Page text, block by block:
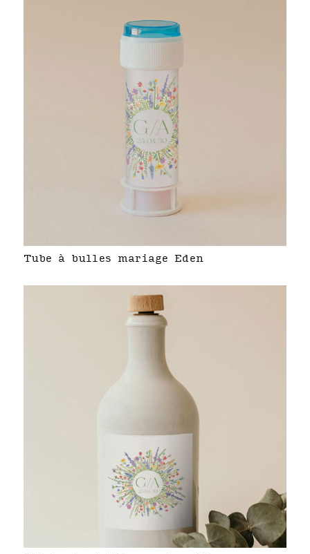
Tube à bulles mariage Eden